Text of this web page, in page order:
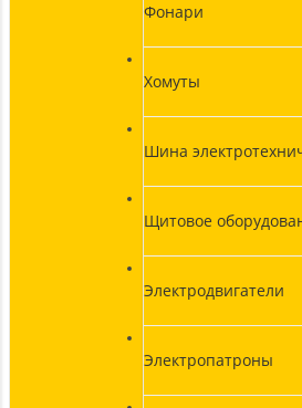
Фонари
Хомуты
Шина
Щитовое
Электродвигатели
Электропатроны